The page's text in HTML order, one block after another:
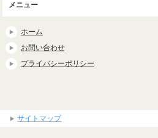
メニュー
ホーム
お問い合わせ
プライバシーポリシー
サイトマップ